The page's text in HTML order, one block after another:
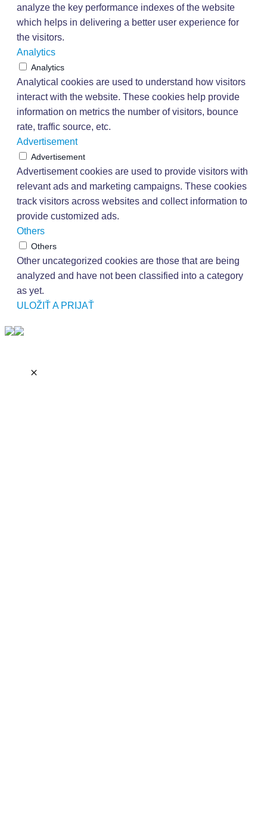
analyze the key performance indexes of the website
which helps in delivering a better user experience for
the visitors.
Analytics
Analytics
Analytical cookies are used to understand how visitors
interact with the website. These cookies help provide
information on metrics the number of visitors, bounce
rate, traffic source, etc.
Advertisement
Advertisement
Advertisement cookies are used to provide visitors with
relevant ads and marketing campaigns. These cookies
track visitors across websites and collect information to
provide customized ads.
Others
Others
Other uncategorized cookies are those that are being
analyzed and have not been classified into a category
as yet.
ULOŽIŤ A PRIJAŤ